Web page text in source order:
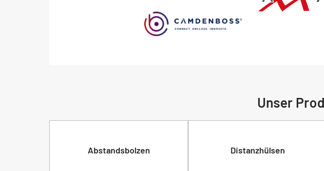
Unser
Abstandsbolzen Distanzhülsen